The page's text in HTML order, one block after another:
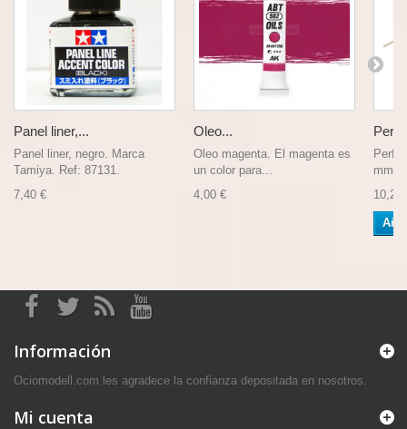
Panel liner,...
Panel liner, negro. Marca
Tamiya. Ref: 87131.
7,40 €
Oleo...
Oleo magenta. El magenta es
un color para...
4,00 €
Perfil
Perfil
mm.
10,25
Información
Ociomodell.com les agradece la confianza depositada en nosotros.
Mi cuenta